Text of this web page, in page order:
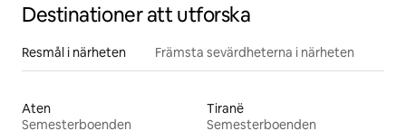
Destinationer att utforska
Resmål i närheten Främsta sevärdheterna i närheten
Aten
Semesterboenden
Tiranë
Semesterboenden